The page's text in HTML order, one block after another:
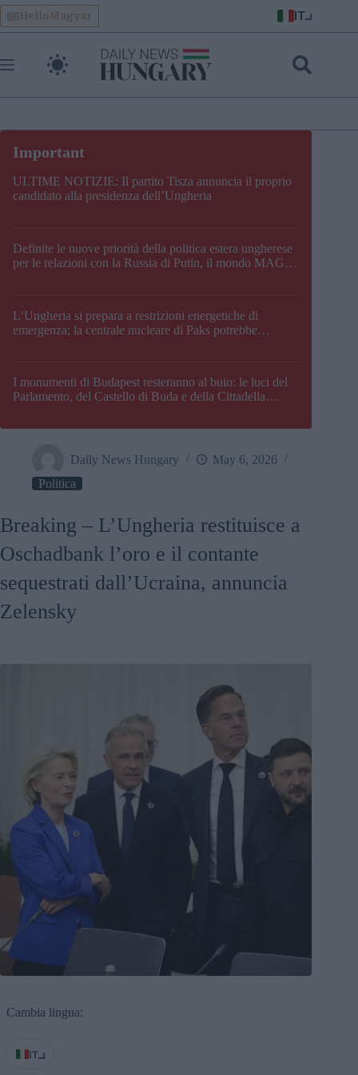
Skip
to
content
HelloMagyar IT
ULTIME NOTIZIE: Il partito Tisza annuncia il proprio
candidato alla presidenza dell’Ungheria
Definite le nuove priorità della politica estera ungherese
per le relazioni con la Russia di Putin, il mondo MAGA,
L’Ungheria si prepara a restrizioni energetiche di
emergenza; la centrale nucleare di Paks potrebbe
I monumenti di Budapest resteranno al buio: le luci del
Parlamento, del Castello di Buda e della Cittadella
Daily News Hungary
May 6, 2026
Politica
Breaking – L’Ungheria restituisce a
Oschadbank l’oro e il contante
sequestrati dall’Ucraina, annuncia
Zelensky
Cambia lingua:
IT